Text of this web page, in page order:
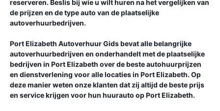
reserveren. Beslis bij wie u wilt huren na het vergelijken van
de prijzen en de type auto van de plaatselijke
autoverhuurbedrijven.
Port Elizabeth Autoverhuur Gidsbevat alle belangrijke
autoverhuurbedrijven en onderhandelt met de plaatselijke
bedrijven in Port Elizabeth over de beste autohuurprijzen
en dienstverlening voor alle locaties in Port Elizabeth. Op
deze manier weten onze klanten dat zij altijd de beste prijs
en service krijgen voor hun huurauto opPort Elizabeth.